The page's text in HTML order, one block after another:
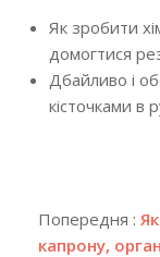
Як зробити
домогтися
Дбайливо і
кісточками в
08-
28
Попередня :
капрону,